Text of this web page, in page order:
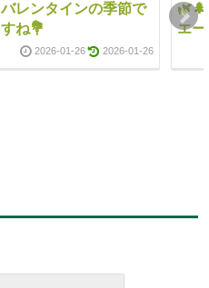
バレンタインの季節で
すね💐
2026-01-26 2026-01-26
エ